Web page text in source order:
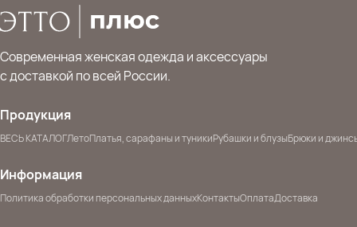
Современная женская одежда и аксессуары
с доставкой по всей России.
Продукция
ВЕСЬ КАТАЛОГЛетоПлатья, сарафаны и туникиРубашки и блузыБрюки и
Информация
Политика обработки персональных данныхКонтактыОплатаДоставка